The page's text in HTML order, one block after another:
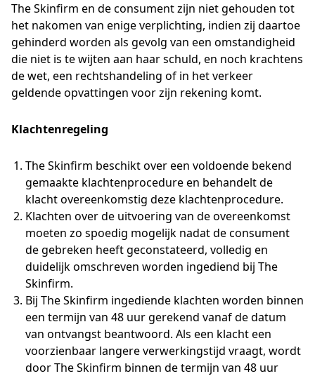
The Skinfirm en de consument zijn niet gehouden tot
het nakomen van enige verplichting, indien zij daartoe
gehinderd worden als gevolg van een omstandigheid
die niet is te wijten aan haar schuld, en noch krachtens
de wet, een rechtshandeling of in het verkeer
geldende opvattingen voor zijn rekening komt.
Klachtenregeling
The Skinfirm beschikt over een voldoende bekend
gemaakte klachtenprocedure en behandelt de
klacht overeenkomstig deze klachtenprocedure.
Klachten over de uitvoering van de overeenkomst
moeten zo spoedig mogelijk nadat de consument
de gebreken heeft geconstateerd, volledig en
duidelijk omschreven worden ingediend bij The
Skinfirm.
Bij The Skinfirm ingediende klachten worden binnen
een termijn van 48 uur gerekend vanaf de datum
van ontvangst beantwoord. Als een klacht een
voorzienbaar langere verwerkingstijd vraagt, wordt
door The Skinfirm binnen de termijn van 48 uur